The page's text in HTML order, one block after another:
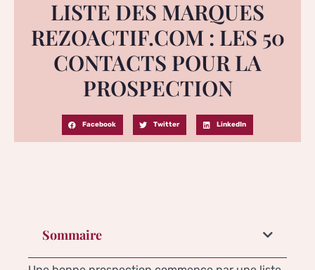
LISTE DES MARQUES
REZOACTIF.COM : LES 50
CONTACTS POUR LA
PROSPECTION
Facebook Twitter LinkedIn
Sommaire